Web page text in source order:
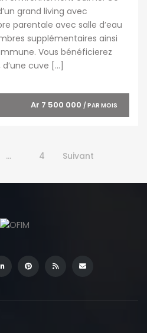
grand living avec
parentale avec salle d’eau
supplémentaires ainsi
Vous bénéficierez
cuve […]
Ar 7 500 000 / PAR MOIS
… 4 Suivant